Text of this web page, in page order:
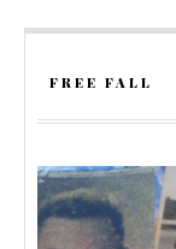
FREE FALL